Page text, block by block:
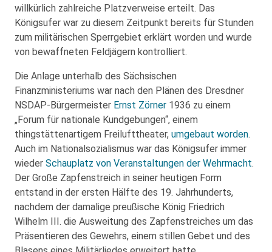
willkürlich zahlreiche Platzverweise erteilt. Das
Königsufer war zu diesem Zeitpunkt bereits für Stunden
zum militärischen Sperrgebiet erklärt worden und wurde
von bewaffneten Feldjägern kontrolliert.
Die Anlage unterhalb des Sächsischen
Finanzministeriums war nach den Plänen des Dresdner
NSDAP-Bürgermeister Ernst Zörner 1936 zu einem
„Forum für nationale Kundgebungen“, einem
thingstättenartigem Freilufttheater, umgebaut worden.
Auch im Nationalsozialismus war das Königsufer immer
wieder Schauplatz von Veranstaltungen der Wehrmacht.
Der Große Zapfenstreich in seiner heutigen Form
entstand in der ersten Hälfte des 19. Jahrhunderts,
nachdem der damalige preußische König Friedrich
Wilhelm III. die Ausweitung des Zapfenstreiches um das
Präsentieren des Gewehrs, einem stillen Gebet und des